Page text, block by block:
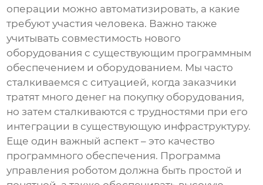
операции можно автоматизировать, а какие
требуют участия человека. Важно также
учитывать совместимость нового
оборудования с существующим программным
обеспечением и оборудованием. Мы часто
сталкиваемся с ситуацией, когда заказчики
тратят много денег на покупку оборудования,
но затем сталкиваются с трудностями при его
интеграции в существующую инфраструктуру.
Еще один важный аспект – это качество
программного обеспечения. Программа
управления роботом должна быть простой и